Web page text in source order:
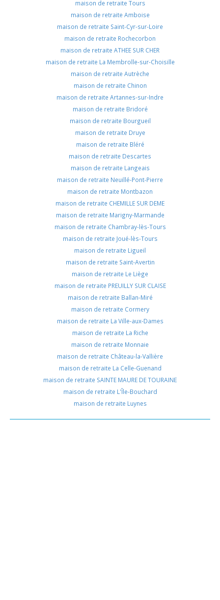
maison de retraite Tours
maison de retraite Amboise
maison de retraite Saint-Cyr-sur-Loire
maison de retraite Rochecorbon
maison de retraite ATHEE SUR CHER
maison de retraite La Membrolle-sur-Choisille
maison de retraite Autrèche
maison de retraite Chinon
maison de retraite Artannes-sur-Indre
maison de retraite Bridoré
maison de retraite Bourgueil
maison de retraite Druye
maison de retraite Bléré
maison de retraite Descartes
maison de retraite Langeais
maison de retraite Neuillé-Pont-Pierre
maison de retraite Montbazon
maison de retraite CHEMILLE SUR DEME
maison de retraite Marigny-Marmande
maison de retraite Chambray-lès-Tours
maison de retraite Joué-lès-Tours
maison de retraite Ligueil
maison de retraite Saint-Avertin
maison de retraite Le Liège
maison de retraite PREUILLY SUR CLAISE
maison de retraite Ballan-Miré
maison de retraite Cormery
maison de retraite La Ville-aux-Dames
maison de retraite La Riche
maison de retraite Monnaie
maison de retraite Château-la-Vallière
maison de retraite La Celle-Guenand
maison de retraite SAINTE MAURE DE TOURAINE
maison de retraite L'Île-Bouchard
maison de retraite Luynes